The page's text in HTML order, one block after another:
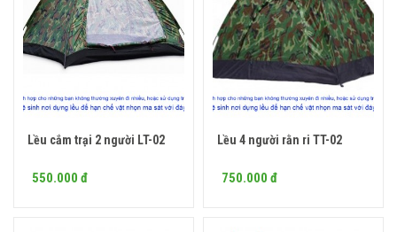
Mua ngay
Lều cắm trại 2 người LT-02
550.000 đ
Lều 4 người rằn ri TT-02
750.000 đ